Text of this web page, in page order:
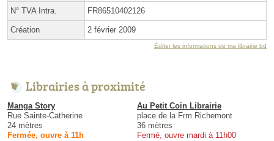
N° TVA Intra. FR86510402126
Création 2 février 2009
Éditer les informations de ma librairie bd
Librairies à proximité
Manga Story
Rue Sainte-Catherine
24 mètres
Fermée, ouvre à 11h
Au Petit Coin Librairie
place de la Frm Richemont
36 mètres
Fermé, ouvre mardi à 11h00